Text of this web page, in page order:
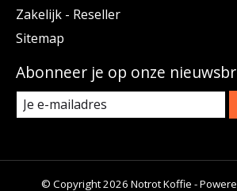
Zakelijk - Reseller
Sitemap
Abonneer je op onze
© Copyright 2026 Notrot Koffie -